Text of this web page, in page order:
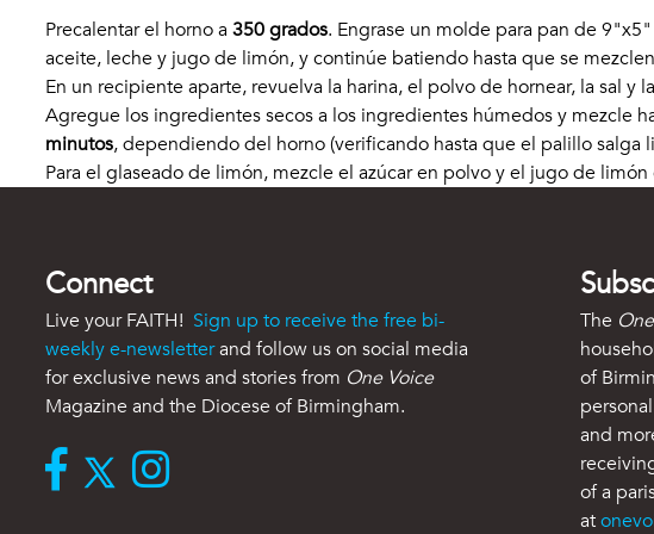
Precalentar el horno a 350 grados. Engrase un molde para pan de
aceite, leche y jugo de limón, y continúe batiendo hasta que se
En un recipiente aparte, revuelva la harina, el polvo de hornear, la sal
Agregue los ingredientes secos a los ingredientes húmedos y mezcle
minutos, dependiendo del horno (verificando hasta que el palillo salga
Para el glaseado de limón, mezcle el azúcar en polvo y el jugo de
Connect
Live your FAITH! Sign up to receive the free bi-
weekly e-newsletterand follow us on social media
for exclusive news and stories from One Voice
Magazine and the Diocese of Birmingham.
The
of
and
of a
at